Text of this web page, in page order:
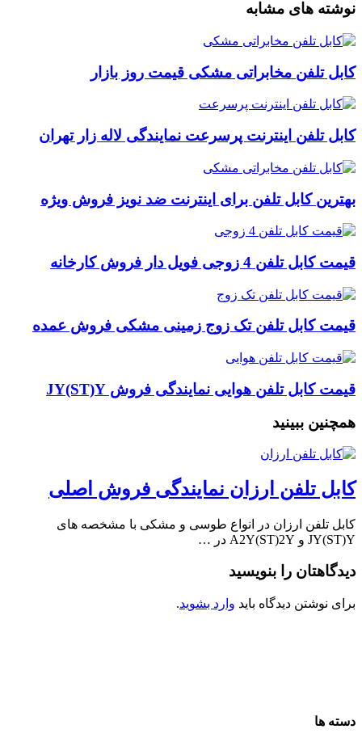
نوشته های مشابه
کابل تلفن مخابراتی مشکی قیمت روز بازار
کابل تلفن اینترنت پرسرعت نمایندگی لاله زار تهران
بهترین کابل تلفن برای اینترنت ضد نویز فروش ویژه
قیمت کابل تلفن 4 زوجی فویل دار فروش کارخانه
قیمت کابل تلفن تک زوج زمینی مشکی فروش عمده
قیمت کابل تلفن هوایی نمایندگی فروش JY(ST)Y
همچنین ببینید
کابل تلفن ارزان نمایندگی فروش اصلی
کابل تلفن ارزان در انواع طوسی و مشکی با مشخصه های
JY(ST)Y و A2Y(ST)2Y در …
دیدگاهتان را بنویسید
برای نوشتن دیدگاه باید وارد بشوید.
دسته ها